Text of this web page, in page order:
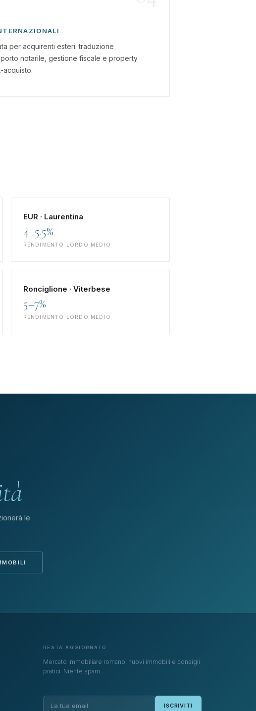
per acquirenti esteri: traduzione
notarile, gestione fiscale e property
acquisto.
EUR · Laurentina
4–5.5%
RENDIMENTO LORDO MEDIO
Ronciglione · Viterbese
5–7%
RENDIMENTO LORDO MEDIO
le
RESTA AGGIORNATO
Mercato immobiliare romano, nuovi immobili e consigli
pratici. Niente spam.
ISCRIVITI